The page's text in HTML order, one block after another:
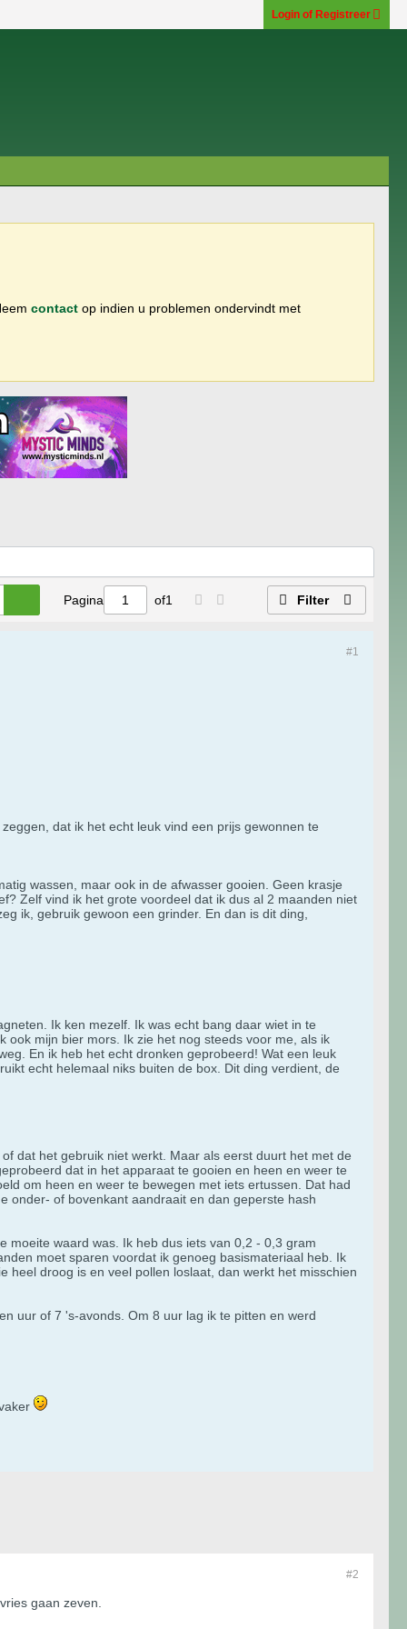
Login of Registreer
contact op indien u problemen ondervindt met
Pagina of1 Filter
#1
dat ik het echt leuk vind een prijs gewonnen te
wassen, maar ook in de afwasser gooien. Geen krasje
Zelf vind ik het grote voordeel dat ik dus al 2 maanden niet
ik, gebruik gewoon een grinder. En dan is dit ding,
Ik ken mezelf. Ik was echt bang daar wiet in te
ook mijn bier mors. Ik zie het nog steeds voor me, als ik
En ik heb het echt dronken geprobeerd! Wat een leuk
echt helemaal niks buiten de box. Dit ding verdient, de
dat het gebruik niet werkt. Maar als eerst duurt het met de
dat in het apparaat te gooien en heen en weer te
om heen en weer te bewegen met iets ertussen. Dat had
onder- of bovenkant aandraait en dan geperste hash
moeite waard was. Ik heb dus iets van 0,2 - 0,3 gram
moet sparen voordat ik genoeg basismateriaal heb. Ik
heel droog is en veel pollen loslaat, dan werkt het misschien
uur of 7 's-avonds. Om 8 uur lag ik te pitten en werd
#2
gaan zeven.